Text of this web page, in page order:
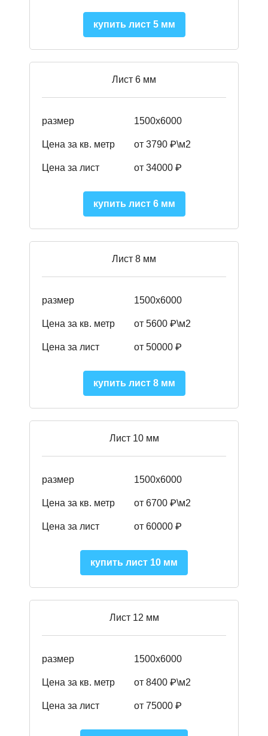
купить лист 5 мм
Лист 6 мм
размер 1500х6000
Цена за кв. метр от 3790 ₽\м2
Цена за лист от 34000 ₽
купить лист 6 мм
Лист 8 мм
размер 1500х6000
Цена за кв. метр от 5600 ₽\м2
Цена за лист от 50000 ₽
купить лист 8 мм
Лист 10 мм
размер 1500х6000
Цена за кв. метр от 6700 ₽\м2
Цена за лист от 60000 ₽
купить лист 10 мм
Лист 12 мм
размер 1500х6000
Цена за кв. метр от 8400 ₽\м2
Цена за лист от 75000 ₽